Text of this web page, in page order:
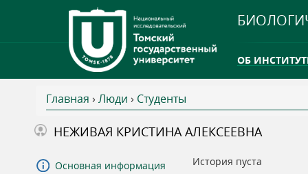
ОБ
ТГУ ОТКРЫЛ
В
ы
Главная › Люди › Студенты
НЕЖИВАЯ КРИСТИНА АЛЕКСЕЕВНА
Основная информация
История пуста